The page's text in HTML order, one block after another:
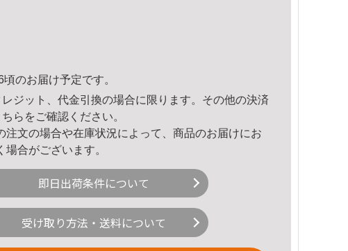
のお届け予定です。
ジット、代金引換の場合に限ります。その他の決済
ちら をご確認ください。
文の場合や在庫状況によって、商品のお届けにお
場合がございます。
即日出荷条件について
受け取り方法・送料について